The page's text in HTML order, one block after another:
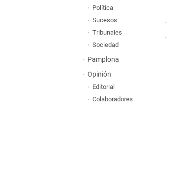
Política
Sucesos
Tribunales
Sociedad
Pamplona
Opinión
Editorial
Colaboradores